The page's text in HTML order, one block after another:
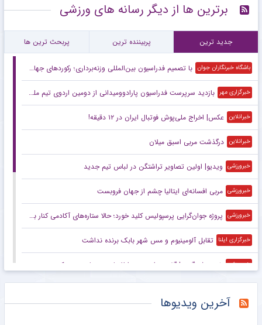
برترین ها از دیگر رسانه های ورزشی
جدید ترین پربیننده ترین پربحث ترین ها
باشگاه خبرنگاران جوان با تصمیم فدراسیون بین‌المللی وزنه‌برداری؛ رکورد‌های جهانی یوسفی و نصیری حفظ شد
خبرگزاری مهر بازدید سرپرست فدراسیون پارادوومیدانی از دومین اردوی تیم ملی مردان
خبرانلاین عکس| اخراج ملی‌پوش فوتبال ایران در ۱۲ دقیقه!
خبرانلاین درگذشت مربی اسبق میلان
خبرورزشی ویدیو| اولین تصاویر تراشتگن در لباس تیم جدید
خبرورزشی مربی افسانه‌ای ایتالیا چشم از جهان فروبست
خبرورزشی پروژه جوان‌گرایی پرسپولیس کلید خورد؛ حالا ستاره‌های آکادمی کنار بزرگسالان تمرین می‌کنند
خبرگزاری ایلنا تقابل آلومینیوم و مس شهر بابک برنده نداشت
خبرورزشی خبرورزشی‌گردی| گفتند وابسته به اطلاعات و سپاه هستی که سرمربی تیم ملی شدی/ مدیران فوتبال به من گفتند بهایی!/ فکر می‌کنند من طاعون دارم!
آخرین ویدیوها